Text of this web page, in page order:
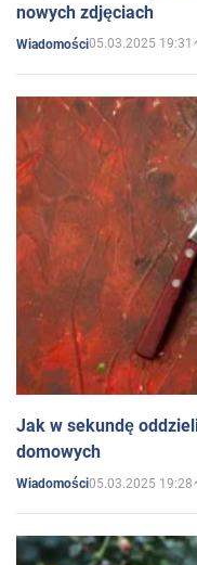
nowych zdjęciach
Wiadomości05.03.2025 19:31
Jak w sekundę
domowych
Wiadomości05.03.2025 19:28